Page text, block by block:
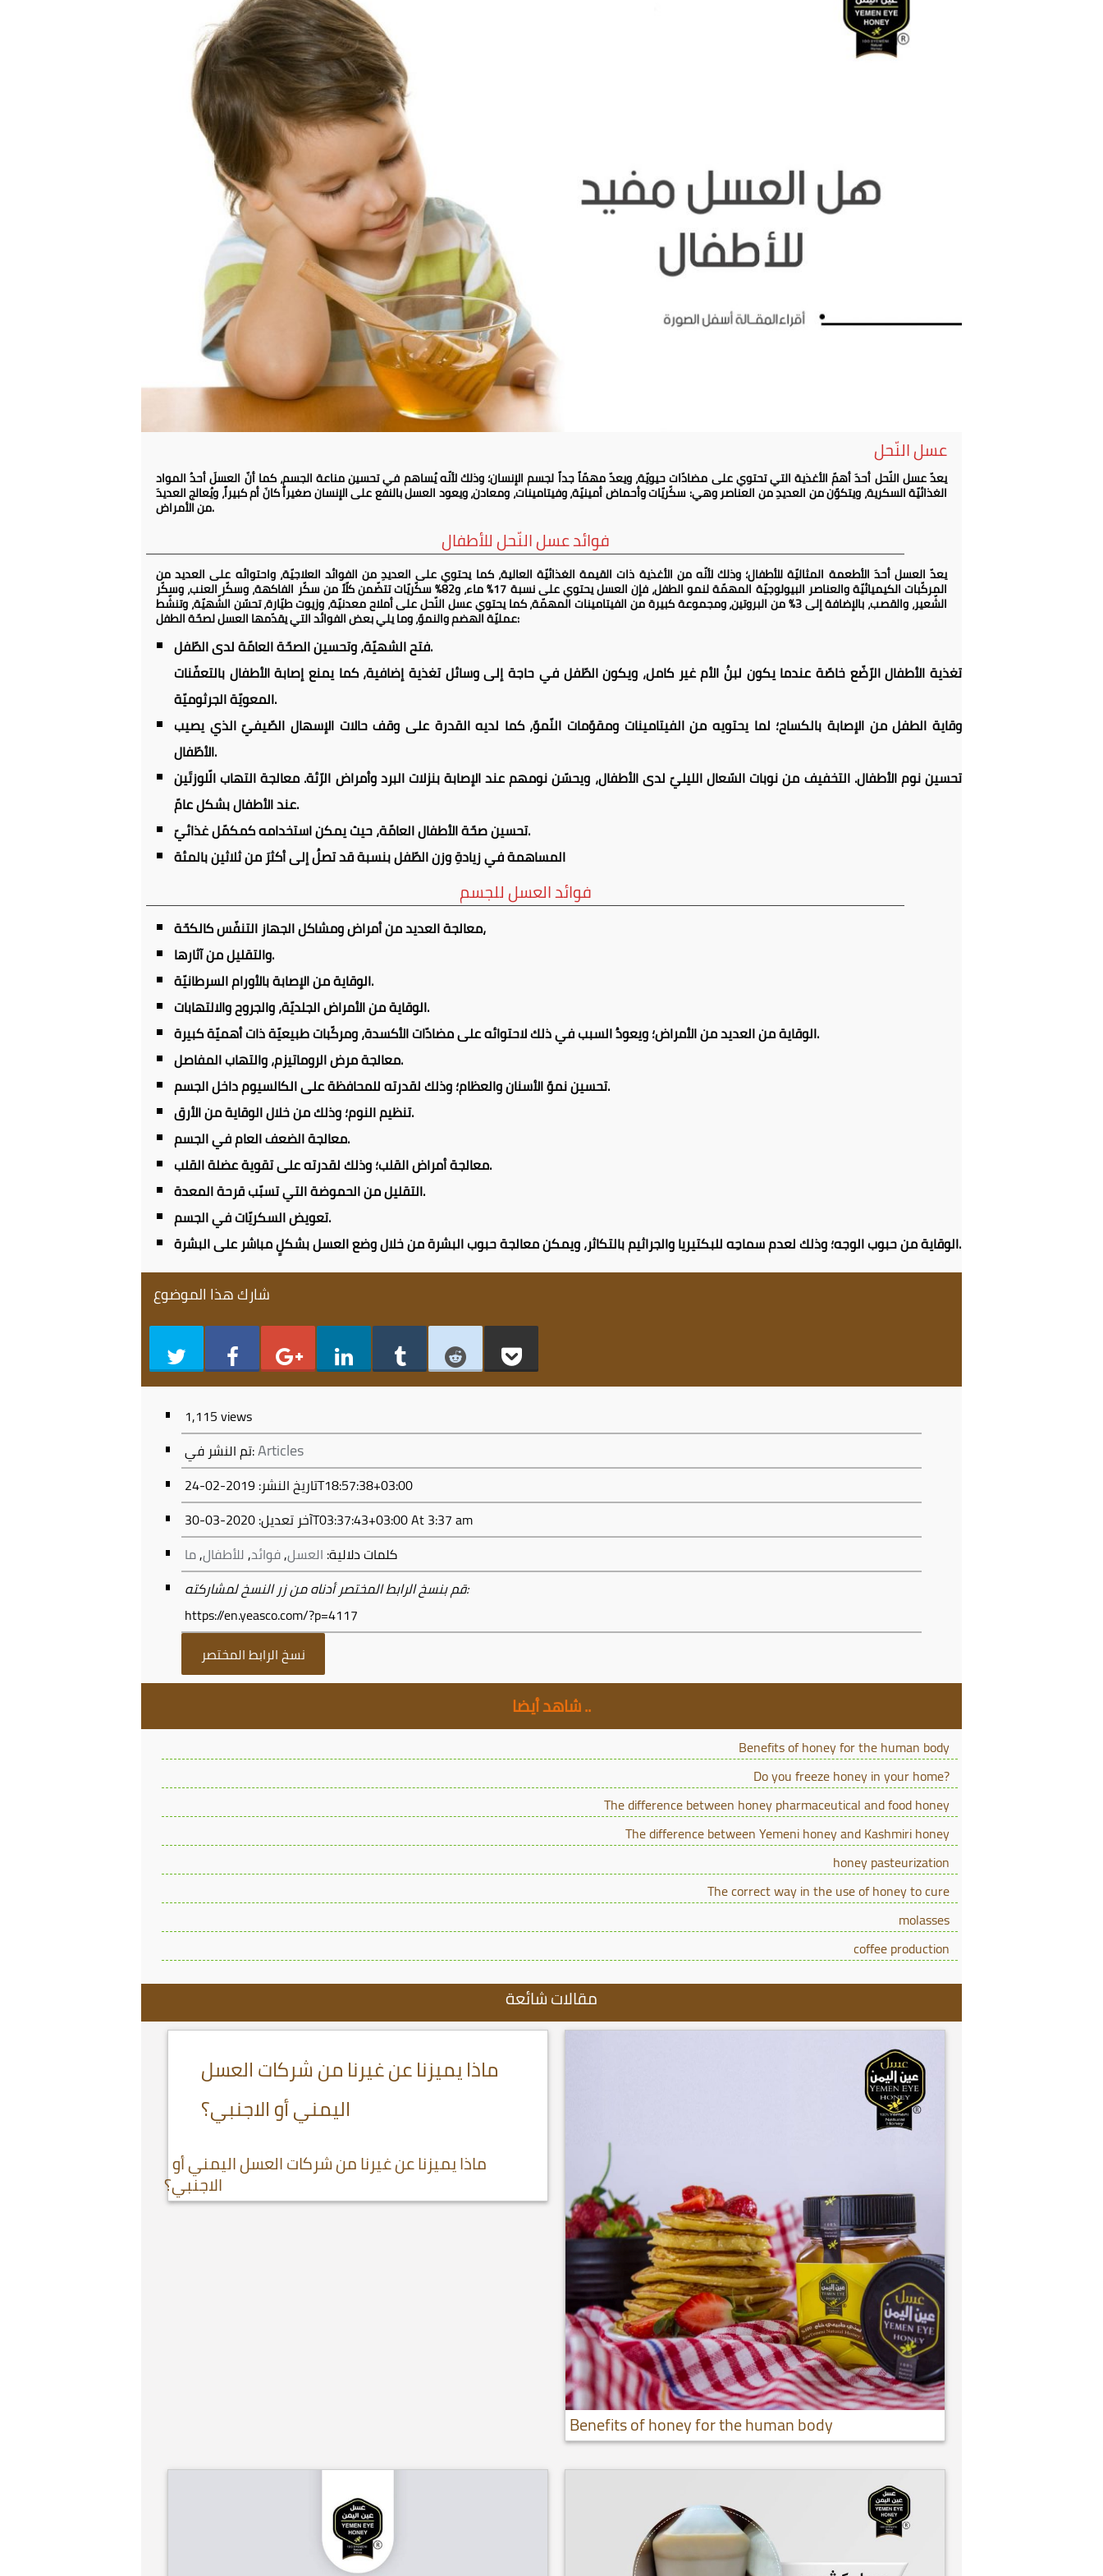
عسل النّحل
يعدّ عسل النّحل أحدَ أهمّ الأغذية التي تحتوي على مضادّات حيويّة، ويعدّ مهمّاً جداً لجسم الإنسان؛ وذلك لأنّه يُساهم في تحسين مناعة الجسم، كما أنّ العسلَ أحدُ المواد
الغذائيّة السكرية، ويتكوّن من العديدِ من العناصر وهي: سكّريّات وأحماض أمينيّة، وفيتامينات، ومعادن، ويعود العسل بالنفع على الإنسان صغيراً كانَ أم كبيراً، ويُعالج العديدَ
من الأمراض.
فوائد عسل النّحل للأطفال
يعدّ العسل أحدَ الأطعمة المثاليّة للأطفال؛ وذلك لأنّه من الأغذية ذات القيمة الغذائيّة العالية، كما يحتوي على العديدِ من الفوائد العلاجيّة، واحتوائه على العديد من
المركّبات الكيميائيّة والعناصر البيولوجيّة المهمّة لنمو الطفل، فإن العسل يحتوي على نسبة 17% ماء، و82% سكّريّات تتضّمن كلّاً من سكّر الفاكهة، وسكّر العنب، وسكّر
الشّعير، والقصب، بالإضافة إلى 3% من البروتين، ومجموعة كبيرة من الفيتامينات المهمّة، كما يحتوي عسل النّحل على أملاح معدنيّة، وزيوت طيّارة، تحسّن الشّهيّة، وتنشّط
عمليّة الهضم والنموّ، وما يلي بعض الفوائد التي يقدّمها العسل لصحّة الطفل:
فتح الشهيّة، وتحسين الصحّة العامّة لدى الطّفل.
تغذية الأطفال الرّضّع خاصّة عندما يكون لبنُ الأم غير كامل، ويكون الطّفل في حاجة إلى وسائل تغذية إضافية، كما يمنع إصابة الأطفال بالتعفّنات
المعويّة الجرثوميّة.
وقاية الطفل من الإصابة بالكساح؛ لما يحتويه من الفيتامينات ومقوّمات النّموّ، كما لديه القدرة على وقف حالات الإسهال الصّيفيّ الذي يصيب
الأطّفال.
تحسين نوم الأطفال. التخفيف من نوبات السّعال الليليّ لدى الأطفال، ويحسّن نومهم عند الإصابة بنزلات البرد وأمراض الرّئة. معالجة التهاب الّلوزتَين
عند الأطفال بشكل عامّ.
تحسين صحّة الأطفال العامّة، حيث يمكن استخدامه كمكمّل غذائيّ.
المساهمة في زيادةِ وزن الطّفل بنسبة قد تصلُ إلى أكثرَ من ثلاثين بالمئة
فوائد العسل للجسم
معالجة العديد من أمراض ومشاكل الجهاز التنفّس كالكحّة،
والتقليل من آثارها.
الوقاية من الإصابة بالأورام السرطانيّة.
الوقاية من الأمراض الجلديّة، والجروح والالتهابات.
الوقاية من العديد من الأمراض؛ ويعودُ السبب في ذلك لاحتوائه على مضادّات الأكسدة، ومركّبات طبيعيّة ذات أهميّة كبيرة.
معالجة مرض الروماتيزم، والتهاب المفاصل.
تحسين نموّ الأسنان والعظام؛ وذلك لقدرته للمحافظة على الكالسيوم داخل الجسم.
تنظيم النوم؛ وذلك من خلال الوقاية من الأرق.
معالجة الضعف العام في الجسم.
معالجة أمراض القلب؛ وذلك لقدرته على تقوية عضلة القلب.
التقليل من الحموضة التي تسبّب قرحة المعدة.
تعويض السكريّات في الجسم.
الوقاية من حبوب الوجه؛ وذلك لعدم سماحِه للبكتيريا والجراثيم بالتكاثر، ويمكن معالجة حبوب البشرة من خلال وضع العسل بشكلٍ مباشر على البشرة.
شارك هذا الموضوع
1,115 views
تم النشر في:Articles
تاريخ النشر: 2019-02-24T18:57:38+03:00
آخر تعديل:2020-03-30T03:37:43+03:00At 3:37 am
كلمات دلالية: العسل,فوائد,للأطفال,ما
قم بنسخ الرابط المختصر أدناه من زر النسخ لمشاركته:
https://en.yeasco.com/?p=4117
نسخ الرابط المختصر
شاهد أيضا ..
Benefits of honey for the human body
Do you freeze honey in your home?
The difference between honey pharmaceutical and food honey
The difference between Yemeni honey and Kashmiri honey
honey pasteurization
The correct way in the use of honey to cure
molasses
coffee production
مقالات شائعة
Benefits of honey for the human body
ماذا يميزنا عن غيرنا من شركات العسل
اليمني أو الاجنبي؟
ماذا يميزنا عن غيرنا من شركات العسل اليمني أو
الاجنبي؟